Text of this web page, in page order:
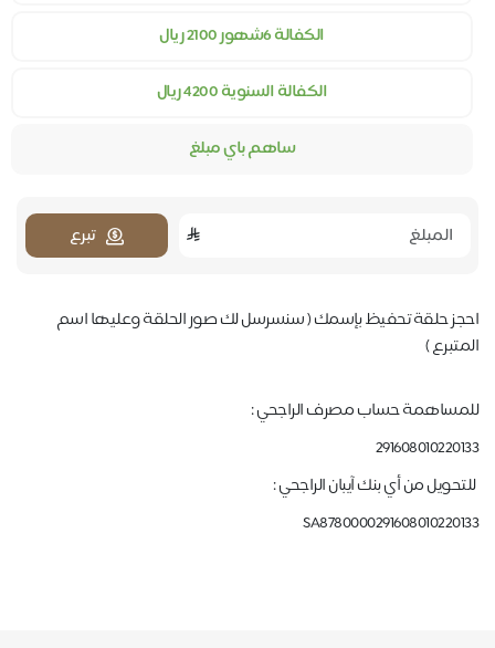
الكفالة 6شهور 2100 ريال
الكفالة السنوية 4200 ريال
ساهم باي مبلغ
تبرع
احجز حلقة تحفيظ بإسمك ( سنسرسل لك صور الحلقة وعليها اسم
المتبرع )
للمساهمة حساب مصرف الراجحي :
291608010220133
للتحويل من أي بنك آيبان الراجحي :
SA8780000291608010220133